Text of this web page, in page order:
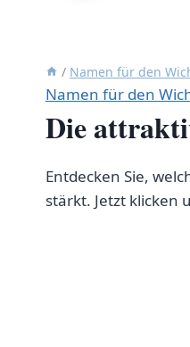
/ Namen für den
Namen für den
Die
Entdecken Sie,
stärkt. Jetzt klicken